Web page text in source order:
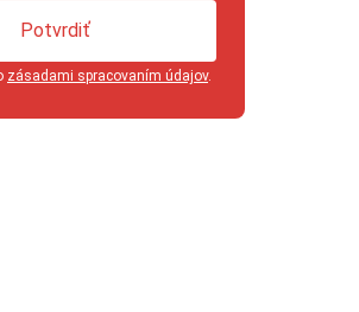
zásadami spracovaním údajov.
Potvrdiť